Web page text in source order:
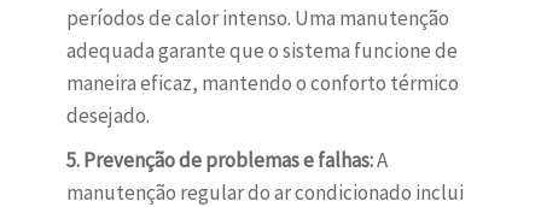
períodos de calor intenso. Uma manutenção
adequada garante que o sistema funcione de
maneira eficaz, mantendo o conforto térmico
desejado.
5. Prevenção de problemas e falhas:A
manutenção regular do ar condicionado inclui